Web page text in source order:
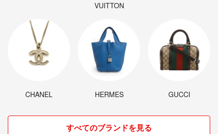
VUITTON
CHANEL HERMES GUCCI
すべてのブランドを見る